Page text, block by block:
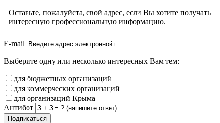
Оставьте, пожалуйста, свой адрес, если Вы хотите получать
интересную профессиональную информацию.
E-mail
Выберите одну или несколько интересных Вам тем:
для бюджетных организаций
для коммерческих организаций
для организаций Крыма
Антибот
Подписаться